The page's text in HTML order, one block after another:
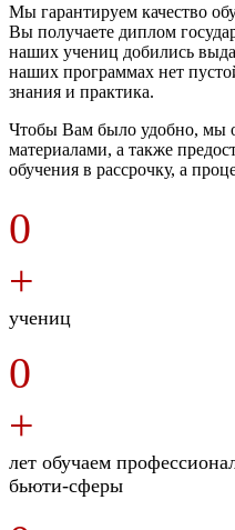
Мы гарантируем качество
Вы получаете диплом
наших учениц добились
наших программах нет
знания и практика.
Чтобы Вам было удобно, мы
материалами, а также
обучения в рассрочку, а
0
+
учениц
0
+
лет обучаем
бьюти-сферы